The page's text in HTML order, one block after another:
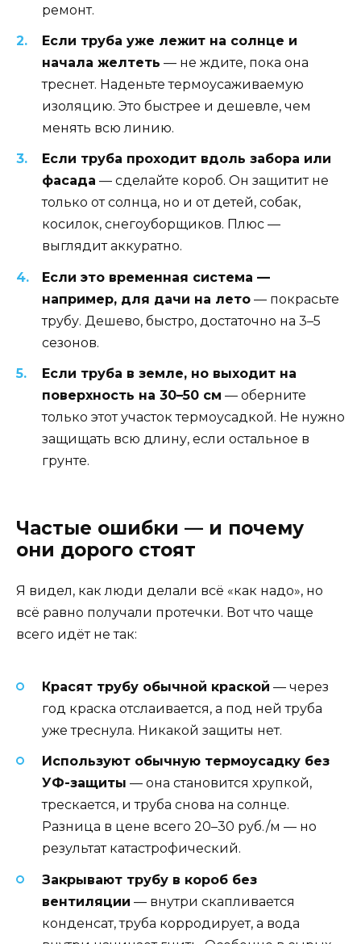
ремонт.
Если труба уже лежит на солнце и
начала желтеть — не ждите, пока она
треснет. Наденьте термоусаживаемую
изоляцию. Это быстрее и дешевле, чем
менять всю линию.
Если труба проходит вдоль забора или
фасада — сделайте короб. Он защитит не
только от солнца, но и от детей, собак,
косилок, снегоуборщиков. Плюс —
выглядит аккуратно.
Если это временная система —
например, для дачи на лето — покрасьте
трубу. Дешево, быстро, достаточно на 3–5
сезонов.
Если труба в земле, но выходит на
поверхность на 30–50 см — оберните
только этот участок термоусадкой. Не нужно
защищать всю длину, если остальное в
грунте.
Частые ошибки — и почему
они дорого стоят
Я видел, как люди делали всё «как надо», но
всё равно получали протечки. Вот что чаще
всего идёт не так:
Красят трубу обычной краской — через
год краска отслаивается, а под ней труба
уже треснула. Никакой защиты нет.
Используют обычную термоусадку без
УФ-защиты — она становится хрупкой,
трескается, и труба снова на солнце.
Разница в цене всего 20–30 руб./м — но
результат катастрофический.
Закрывают трубу в короб без
вентиляции — внутри скапливается
конденсат, труба корродирует, а вода